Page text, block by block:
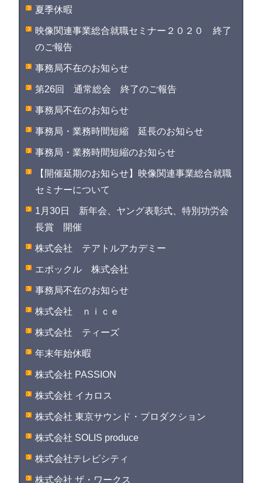
夏季休暇
映像関連事業総合就職セミナー２０２０ 終了
のご報告
事務局不在のお知らせ
第26回 通常総会 終了のご報告
事務局不在のお知らせ
事務局・業務時間短縮 延長のお知らせ
事務局・業務時間短縮のお知らせ
【開催延期のお知らせ】映像関連事業総合就職
セミナーについて
1月30日 新年会、ヤング表彰式、特別功労会
長賞 開催
株式会社 テアトルアカデミー
エポックル 株式会社
事務局不在のお知らせ
株式会社 ｎｉｃｅ
株式会社 ティーズ
年末年始休暇
株式会社 PASSION
株式会社 イカロス
株式会社 東京サウンド・プロダクション
株式会社 SOLIS produce
株式会社テレビシティ
株式会社 ザ・ワークス